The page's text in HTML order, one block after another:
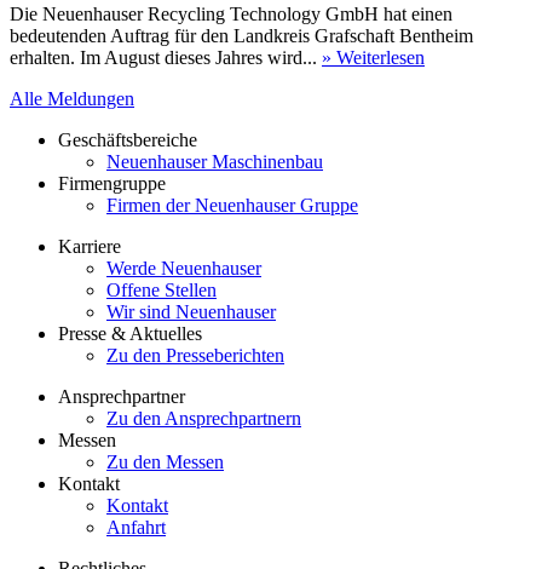
Die Neuenhauser Recycling Technology GmbH hat einen
bedeutenden Auftrag für den Landkreis Grafschaft Bentheim
erhalten. Im August dieses Jahres wird... » Weiterlesen
Alle Meldungen
Geschäftsbereiche
Neuenhauser Maschinenbau
Firmengruppe
Firmen der Neuenhauser Gruppe
Karriere
Werde Neuenhauser
Offene Stellen
Wir sind Neuenhauser
Presse & Aktuelles
Zu den Presseberichten
Ansprechpartner
Zu den Ansprechpartnern
Messen
Zu den Messen
Kontakt
Kontakt
Anfahrt